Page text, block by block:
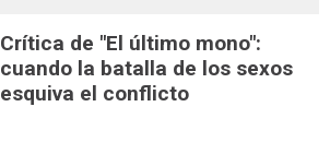
Crítica de "El último mono":
cuando la batalla de los sexos
esquiva el conflicto